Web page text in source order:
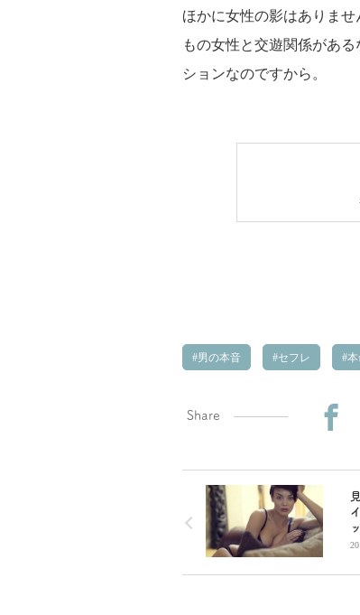
ほかに女性の影はありま
もの女性と交遊関係があ
ションなのですから。
男の本音 セフレ 本
Share